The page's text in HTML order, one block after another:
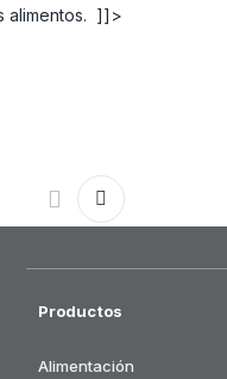
alimentos. ]]>
Productos
Alimentación